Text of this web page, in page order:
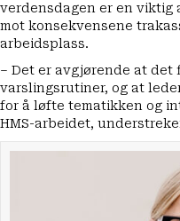
verdensdagen er en
mot konsekvensene
arbeidsplass.
– Det er avgjørende at det
varslingsrutiner, og at
for å løfte tematikken og
HMS-arbeidet,